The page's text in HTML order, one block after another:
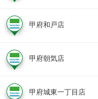
甲府和戸店
甲府朝気店
甲府城東一丁目店